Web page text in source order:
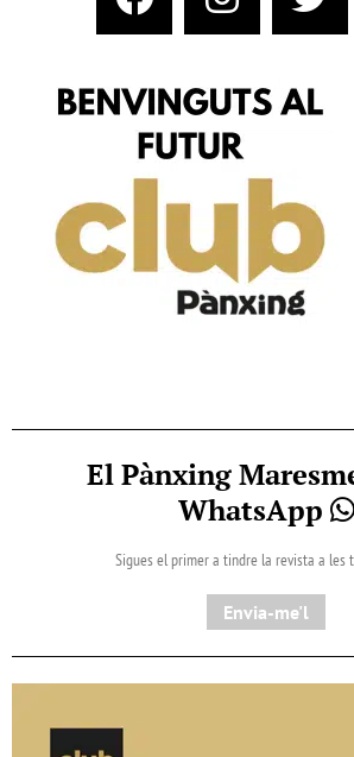
El Pànxing
WhatsApp
Sigues el primer a tindre la revista a les
Envia-me'l